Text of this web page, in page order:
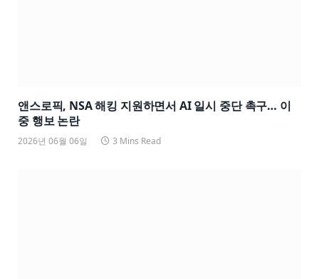
앤스로픽, NSA 해킹 지원하면서 AI 일시 중단 촉구… 이
중 행보 논란
2026년 06월 06일 3 Mins Read